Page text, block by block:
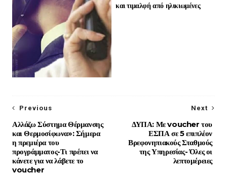
και τιμαλφή από ηλικιωμένες
Next
ΔΥΠΑ: Με voucher του
ΕΣΠΑ σε 5 επιπλέον
Βρεφονηπιακούς Σταθμούς
της Υπηρεσίας- Όλες οι
λεπτομέρειες
Previous
Αλλάζω Σύστημα Θέρμανσης
και Θερμοσίφωνα»: Σήμερα
η πρεμιέρα του
προγράμματος-Τι πρέπει να
κάνετε για να λάβετε το
voucher